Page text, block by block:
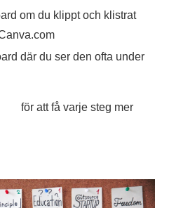
om du klippt och klistrat
där du ser den ofta under
för att få varje steg mer